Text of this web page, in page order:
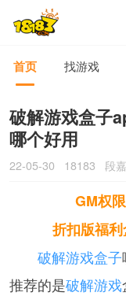
首页 找游戏
破解游戏盒子
哪个好用
22-05-30 18183 段
GM权限
折扣版福
破解游戏盒子
推荐的是破解游戏